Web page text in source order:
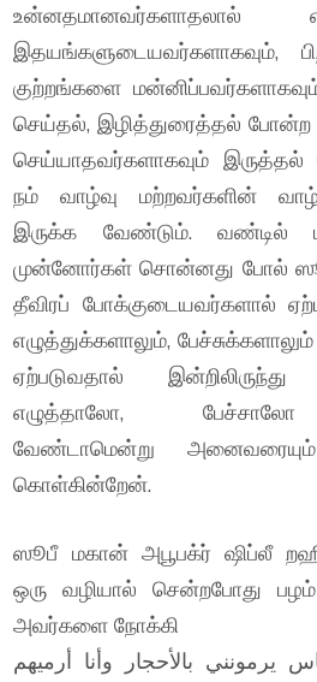
உன்னதமானவர்களாதலால்
இதயங்களுடையவர்களாகவும்,
குற்றங்களை
செய்தல், இழித்துரைத்தல்
செய்யாதவர்களாகவும்
நம் வாழ்வு மற்றவர்களின்
இருக்க வேண்டும். வண்டில்
முன்னோர்கள் சொன்னது போல்
தீவிரப் போக்குடையவர்களால்
எழுத்துக்களாலும்,
ஏற்படுவதால்
எழுத்தாலோ,
வேண்டாமென்று
கொள்கின்றேன்.
ஸூபீ மகான் அபூபக்ர் ஷிப்லீ
ஒரு வழியால் சென்றபோது
அவர்களை நோக்கி
يرمونني بالأحجار وأنا أرميهم